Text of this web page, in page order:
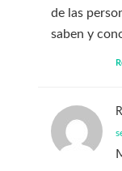
de las
saben y